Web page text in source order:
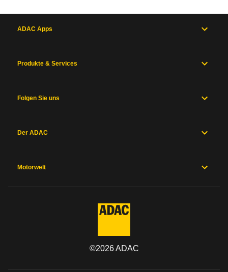
ADAC Apps
Produkte & Services
Folgen Sie uns
Der ADAC
Motorwelt
©2026ADAC